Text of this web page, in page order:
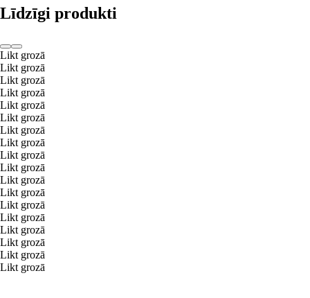
Līdzīgi produkti
Likt grozā
Likt grozā
Likt grozā
Likt grozā
Likt grozā
Likt grozā
Likt grozā
Likt grozā
Likt grozā
Likt grozā
Likt grozā
Likt grozā
Likt grozā
Likt grozā
Likt grozā
Likt grozā
Likt grozā
Likt grozā